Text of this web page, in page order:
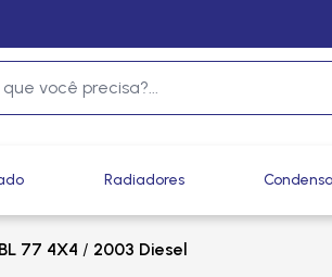
Radiadores
BL 77 4X4 / 2003 Diesel